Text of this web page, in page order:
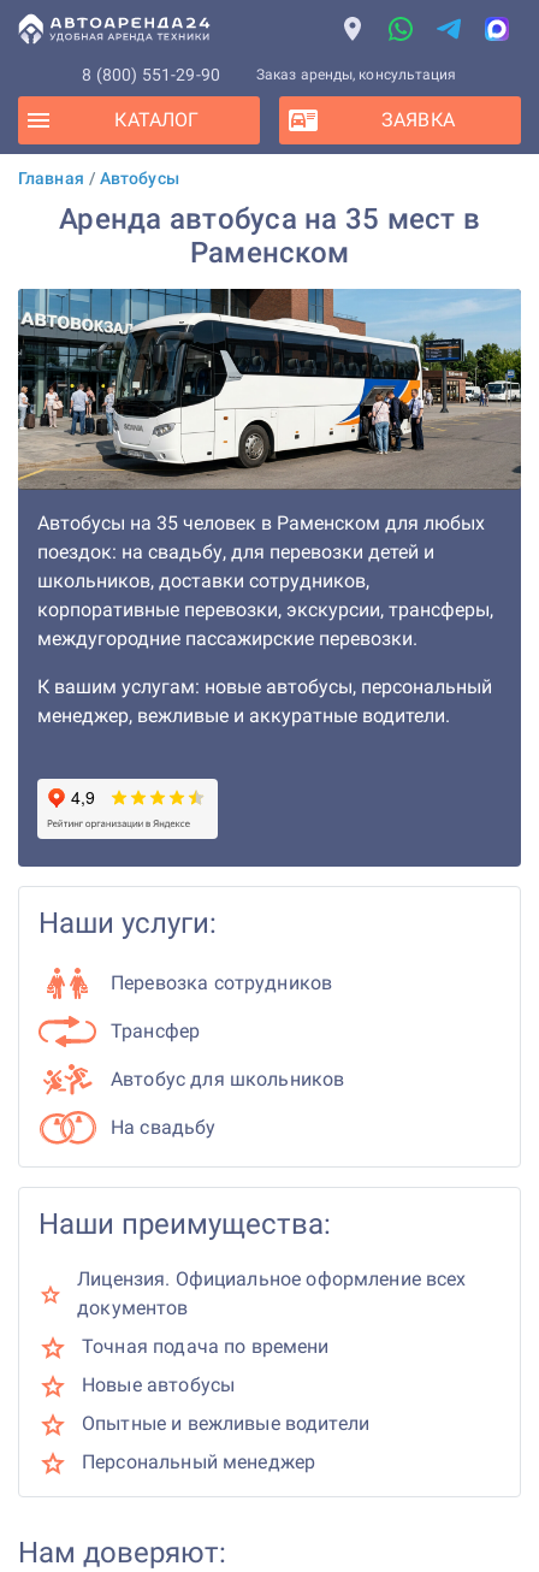
8 (800) 551-29-90 Заказ аренды, консультация
КАТАЛОГ ЗАЯВКА
Главная / Автобусы
Аренда автобуса на 35 мест в
Раменском
Автобусы на 35 человек в Раменском для любых
поездок: на свадьбу, для перевозки детей и
школьников, доставки сотрудников,
корпоративные перевозки, экскурсии, трансферы,
междугородние пассажирские перевозки.
К вашим услугам: новые автобусы, персональный
менеджер, вежливые и аккуратные водители.
Наши услуги:
Перевозка сотрудников
Трансфер
Автобус для школьников
На свадьбу
Наши преимущества:
Лицензия. Официальное оформление всех
документов
Точная подача по времени
Новые автобусы
Опытные и вежливые водители
Персональный менеджер
Нам доверяют: